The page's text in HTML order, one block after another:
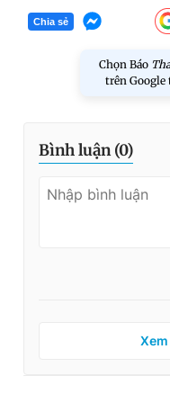
Chia sẻ
Chọn Báo
trên
Bình luận (0)